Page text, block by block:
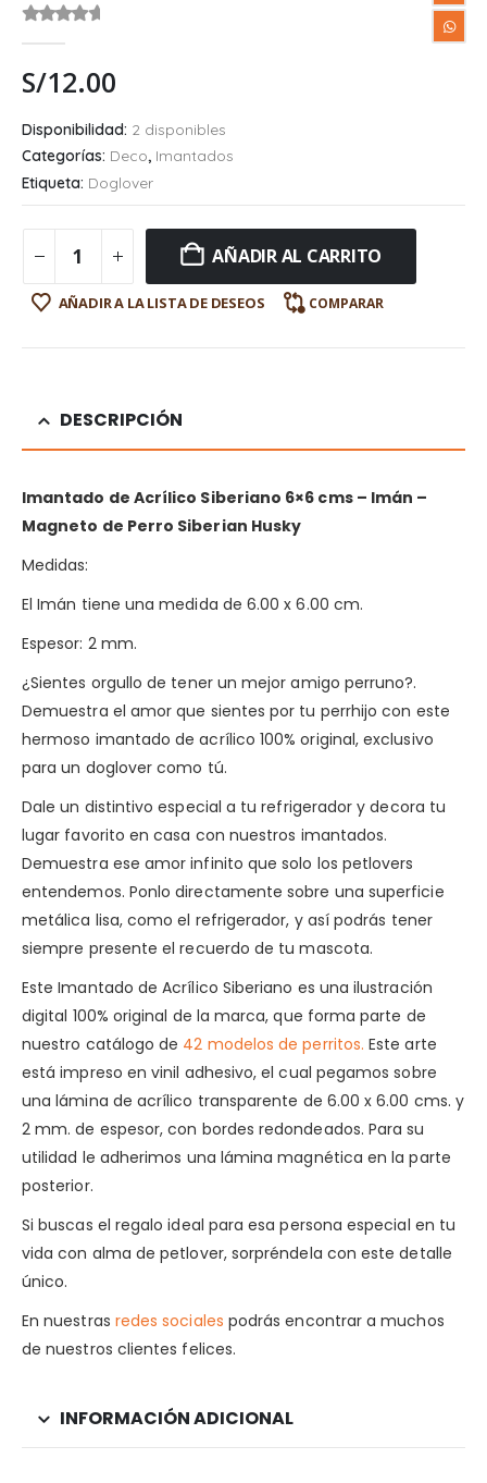
S/12.00
Disponibilidad: 2 disponibles
Categorías: Deco, Imantados
Etiqueta: Doglover
AÑADIR AL CARRITO
AÑADIR A LA LISTA DE DESEOS COMPARAR
DESCRIPCIÓN
Imantado de Acrílico Siberiano 6×6 cms – Imán –
Magneto de Perro Siberian Husky
Medidas:
El Imán tiene una medida de 6.00 x 6.00 cm.
Espesor: 2 mm.
¿Sientes orgullo de tener un mejor amigo perruno?.
Demuestra el amor que sientes por tu perrhijo con este
hermoso imantado de acrílico 100% original, exclusivo
para un doglover como tú.
Dale un distintivo especial a tu refrigerador y decora tu
lugar favorito en casa con nuestros imantados.
Demuestra ese amor infinito que solo los petlovers
entendemos. Ponlo directamente sobre una superficie
metálica lisa, como el refrigerador, y así podrás tener
siempre presente el recuerdo de tu mascota.
Este Imantado de Acrílico Siberiano es una ilustración
digital 100% original de la marca, que forma parte de
nuestro catálogo de 42 modelos de perritos. Este arte
está impreso en vinil adhesivo, el cual pegamos sobre
una lámina de acrílico transparente de 6.00 x 6.00 cms. y
2 mm. de espesor, con bordes redondeados. Para su
utilidad le adherimos una lámina magnética en la parte
posterior.
Si buscas el regalo ideal para esa persona especial en tu
vida con alma de petlover, sorpréndela con este detalle
único.
En nuestras redes sociales podrás encontrar a muchos
de nuestros clientes felices.
INFORMACIÓN ADICIONAL